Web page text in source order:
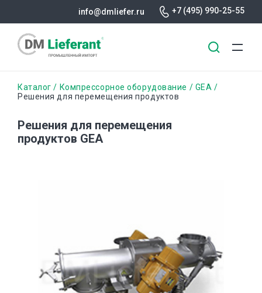
содержанию
info@dmliefer.ru +7 (495) 990-25-55
Строка
Каталог Компрессорное оборудование
GEA
Решения для перемещения продуктов
Решения для перемещения
продуктов GEA